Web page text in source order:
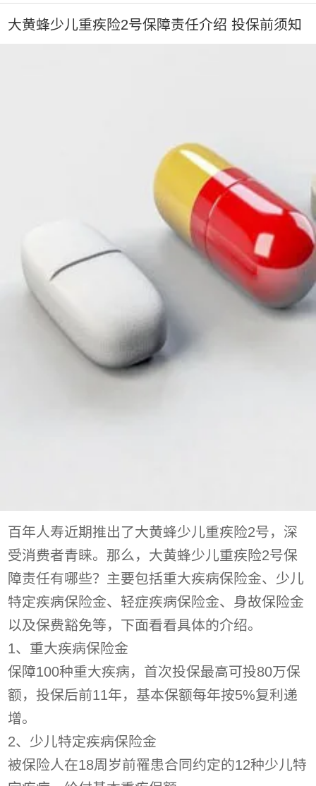
大黄蜂少儿重疾险2号保障责任介绍 投保前须知
百年人寿近期推出了大黄蜂少儿重疾险2号，深
受消费者青睐。那么，大黄蜂少儿重疾险2号保
障责任有哪些？主要包括重大疾病保险金、少儿
特定疾病保险金、轻症疾病保险金、身故保险金
以及保费豁免等，下面看看具体的介绍。
1、重大疾病保险金
保障100种重大疾病，首次投保最高可投80万保
额，投保后前11年，基本保额每年按5%复利递
增。
2、少儿特定疾病保险金
被保险人在18周岁前罹患合同约定的12种少儿特